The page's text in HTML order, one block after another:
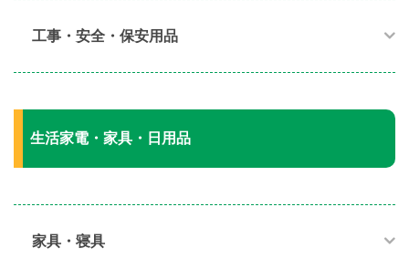
工事・安全・保安用品
生活家電・家具・日用品
家具・寝具​